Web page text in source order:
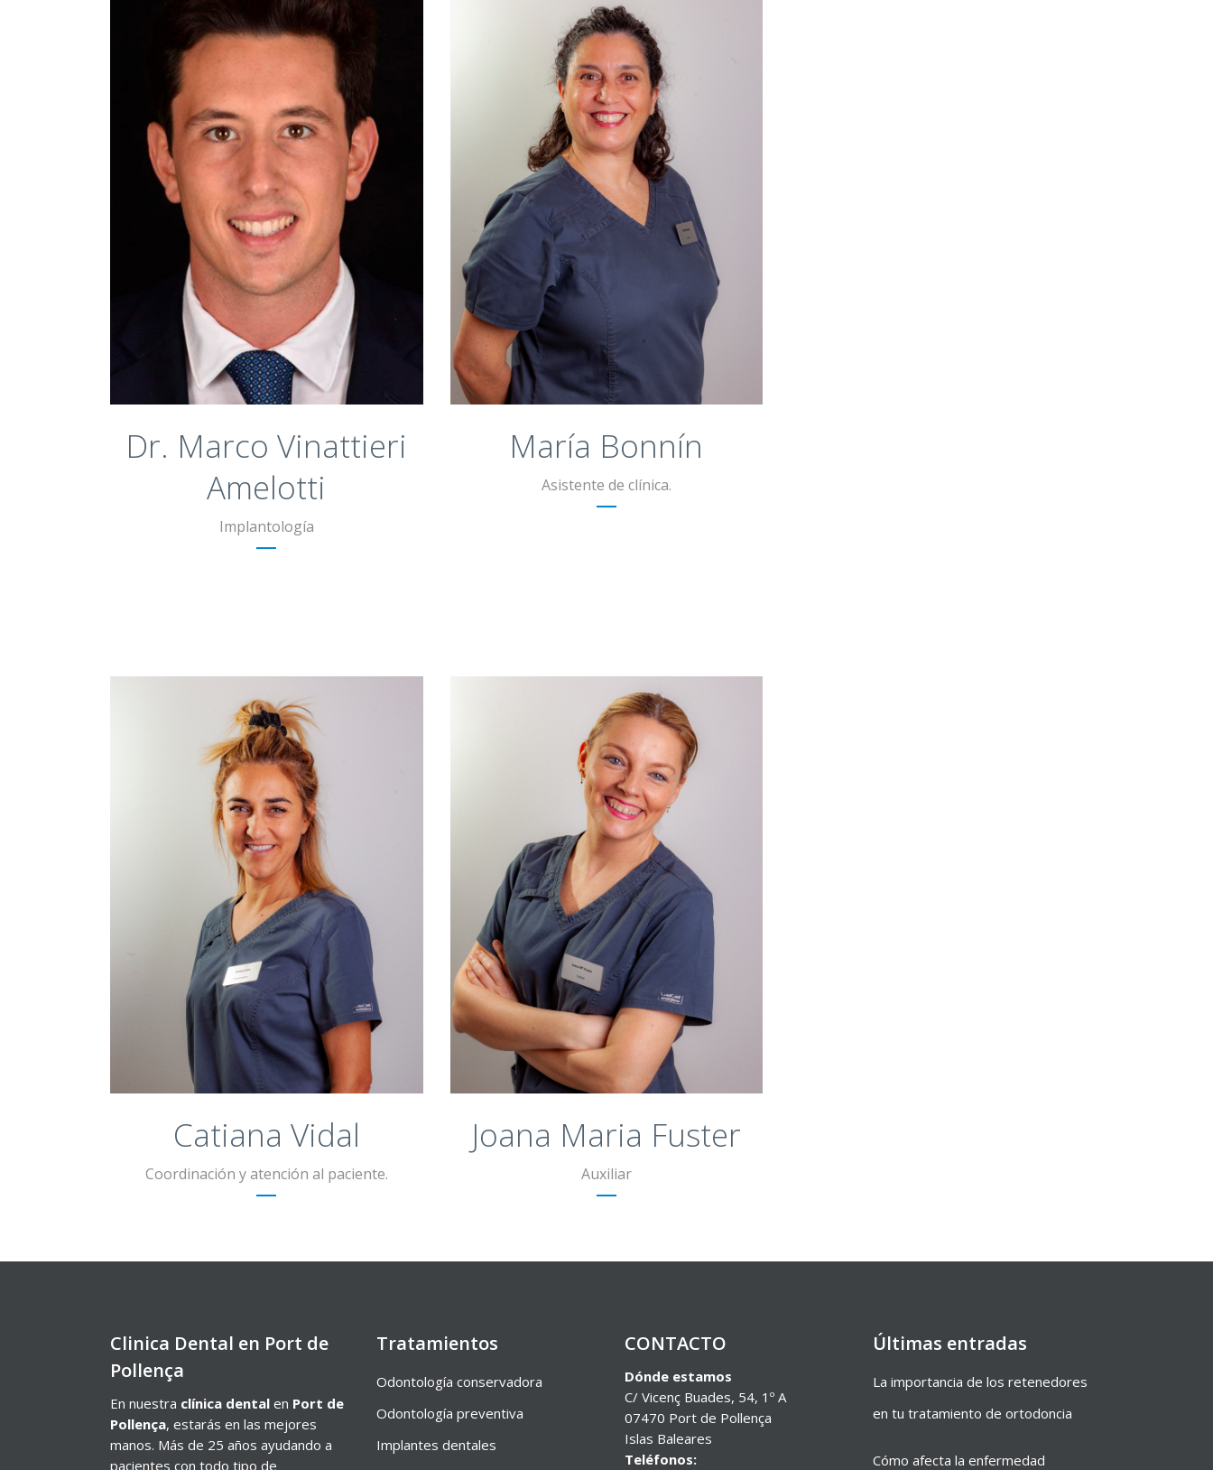
Beca clínica avanzada en implantología
dental y rehabilitación oral. Facultad de
Odontología de la Universidad de
Nueva York 2022-2024
Doctor en Cirugía Dental, Odontología,
Universidad Internacional de Cataluña
(UIC) 2014-2019
Técnico Dental Certificado (CDT),
Instituto Estatal de Educación Superior
“Leonardo da Vinci”, Florencia, Italia
Dr. Marco Vinattieri
Amelotti
Implantología
Curso de Formación para el personal
expuesto.
Curso de Manejo psicológico del
paciente conflictivo.
Curso de Cirugía oral.
Curso de Actualización en odontología
conservadora.
Curso de Relación asistencial.
Curso de Prótesis dental.
María Bonnín
Asistente de clínica.
Asistente de clínica.
Formación en Gestión de clínica y
atención al paciente en 2008/2009.
Coordinación y atención al paciente.
Catiana Vidal
Coordinación y atención al paciente.
Curso DQ de atención al paciente
Curso de auxiliar dental
Joana Maria Fuster
Auxiliar
Clinica Dental en Port de
Pollença
En nuestra clínica dental en Port de
Pollença, estarás en las mejores
manos. Más de 25 años ayudando a
pacientes con todo tipo de
Tratamientos
Odontología conservadora
Odontología preventiva
Implantes dentales
CONTACTO
Dónde estamos
C/ Vicenç Buades, 54, 1º A
07470 Port de Pollença
Islas Baleares
Teléfonos:
Últimas entradas
La importancia de los retenedores
en tu tratamiento de ortodoncia
Cómo afecta la enfermedad